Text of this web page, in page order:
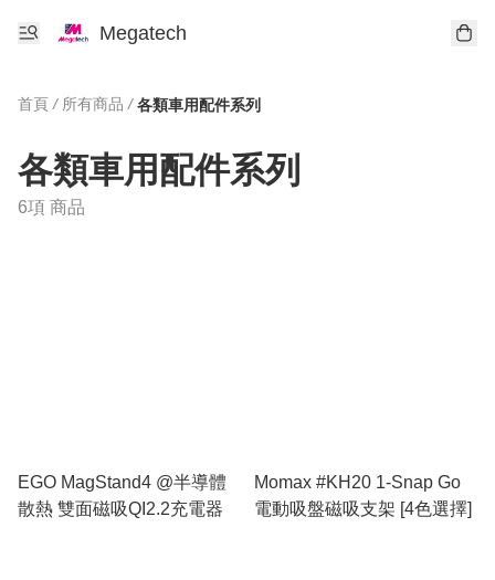
Megatech
首頁 / 所有商品 / 各類車用配件系列
各類車用配件系列
6項 商品
EGO MagStand4 @半導體
散熱 雙面磁吸QI2.2充電器
Momax #KH20 1-Snap Go
電動吸盤磁吸支架 [4色選擇]